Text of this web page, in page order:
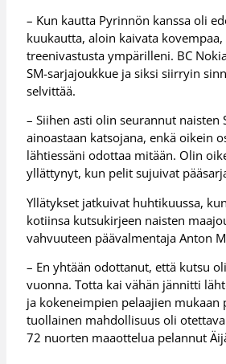
– Kun kautta Pyrinnön kanssa oli
kuukautta, aloin kaivata
treenivastusta ympärilleni. BC
SM-sarjajoukkue ja siksi siirryin
selvittää.
– Siihen asti olin seurannut naisten
ainoastaan katsojana, enkä oikein
lähtiessäni odottaa mitään. Olin
yllättynyt, kun pelit sujuivat
Yllätykset jatkuivat huhtikuussa,
kotiinsa kutsukirjeen naisten
vahvuuteen päävalmentaja Anton
– En yhtään odottanut, että kutsu
vuonna. Totta kai vähän jännitti
ja kokeneimpien pelaajien mukaan
tuollainen mahdollisuus oli
72 nuorten maaottelua pelannut